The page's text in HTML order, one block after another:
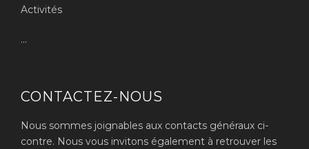
Activités
...
CONTACTEZ-NOUS
Nous sommes joignables aux contacts généraux ci-
contre. Nous vous invitons également à retrouver les